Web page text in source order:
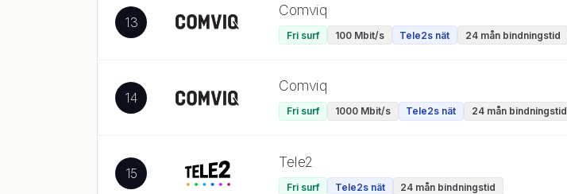
13
Comviq
Fri surf 100 Mbit/s Tele2s nät 24 mån bindningstid
14
Comviq
Fri surf 1000 Mbit/s Tele2s nät 24 mån bindningstid
15
Tele2
Fri surf Tele2s nät 24 mån bindningstid